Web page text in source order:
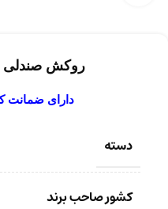
روکش صندلی
دارای ضمانت
دسته
کشور صاحب برند